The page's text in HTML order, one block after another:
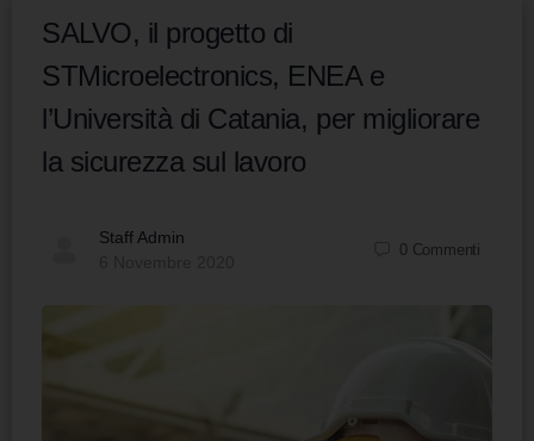
SALVO, il progetto di
STMicroelectronics, ENEA e
l’Università di Catania, per migliorare
la sicurezza sul lavoro
Staff Admin
0 Commenti